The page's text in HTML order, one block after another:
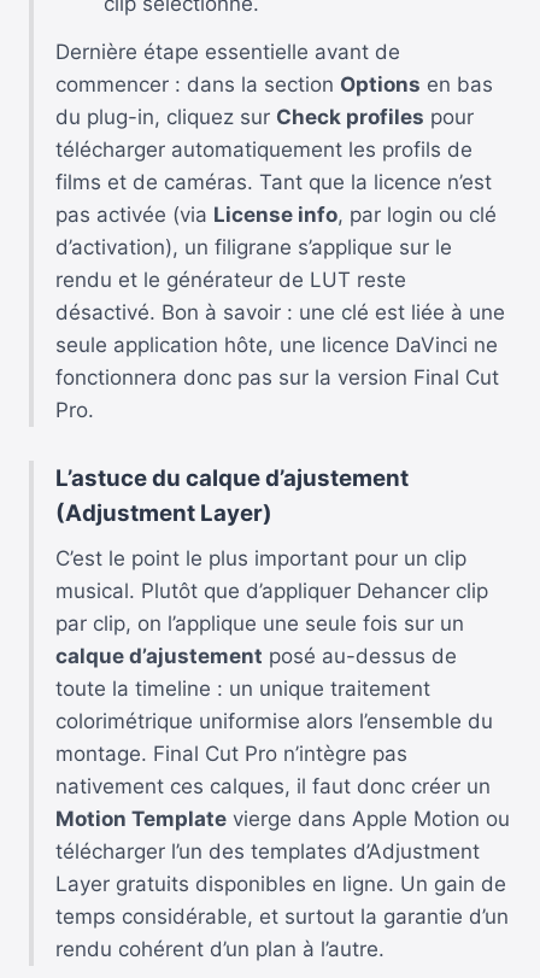
Dernière étape essentielle avant de
commencer : dans la section Options en bas
du plug-in, cliquez sur Check profiles pour
télécharger automatiquement les profils de
films et de caméras. Tant que la licence n’est
pas activée (via License info, par login ou clé
d’activation), un filigrane s’applique sur le
rendu et le générateur de LUT reste
désactivé. Bon à savoir : une clé est liée à une
seule application hôte, une licence DaVinci ne
fonctionnera donc pas sur la version Final Cut
Pro.
L’astuce du calque d’ajustement
(Adjustment Layer)
C’est le point le plus important pour un clip
musical. Plutôt que d’appliquer Dehancer clip
par clip, on l’applique une seule fois sur un
calque d’ajustement posé au-dessus de
toute la timeline : un unique traitement
colorimétrique uniformise alors l’ensemble du
montage. Final Cut Pro n’intègre pas
nativement ces calques, il faut donc créer un
Motion Template vierge dans Apple Motion ou
télécharger l’un des templates d’Adjustment
Layer gratuits disponibles en ligne. Un gain de
temps considérable, et surtout la garantie d’un
rendu cohérent d’un plan à l’autre.